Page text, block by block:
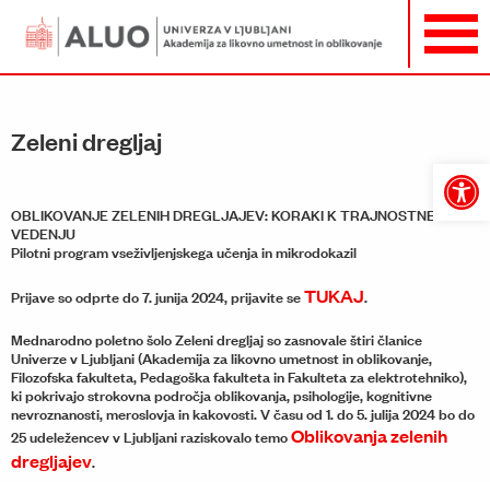
Open
toolbar
Zeleni dregljaj
OBLIKOVANJE ZELENIH DREGLJAJEV: KORAKI K TRAJNOSTNEMU
VEDENJU
Pilotni program vseživljenjskega učenja in mikrodokazil
Prijave so odprte do 7. junija 2024, prijavite seTUKAJ.
Mednarodno poletno šolo Zeleni dregljaj so zasnovale štiri članice
Univerze v Ljubljani (Akademija za likovno umetnost in oblikovanje,
Filozofska fakulteta, Pedagoška fakulteta in Fakulteta za elektrotehniko),
ki pokrivajo strokovna področja oblikovanja, psihologije, kognitivne
nevroznanosti, meroslovja in kakovosti. V času od 1. do 5. julija 2024 bo do
25 udeležencev v Ljubljani raziskovalo temoOblikovanja zelenih
dregljajev.